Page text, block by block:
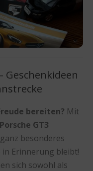
Geschenkideen
bereiten? Mit
Porsche GT3
besonderes
in Erinnerung bleibt!
sich sowohl als